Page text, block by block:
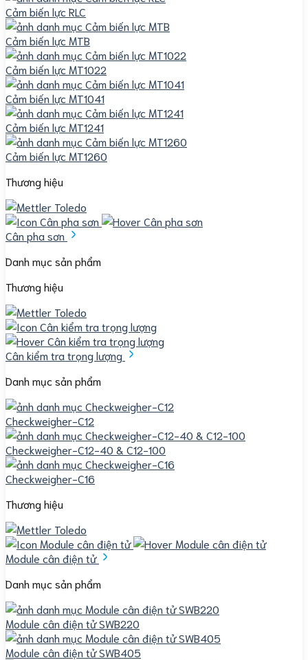
Cảm biến lực RLC
Cảm biến lực MTB
Cảm biến lực MT1022
Cảm biến lực MT1041
Cảm biến lực MT1241
Cảm biến lực MT1260
Thương hiệu
Cân pha sơn
Danh mục sản phẩm
Thương hiệu
Cân kiểm tra trọng lượng
Danh mục sản phẩm
Checkweigher-C12
Checkweigher-C12-40 & C12-100
Checkweigher-C16
Thương hiệu
Module cân điện tử
Danh mục sản phẩm
Module cân điện tử SWB220
Module cân điện tử SWB405